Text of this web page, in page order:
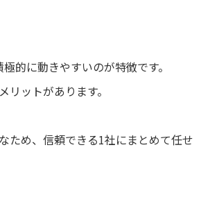
的に動きやすいのが特徴です。
ットがあります。
ため、信頼できる1社にまとめて任せ